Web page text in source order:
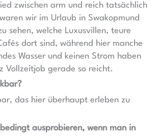
zwischen arm und reich tatsächlich
wir im Urlaub in Swakopmund
sehen, welche Luxusvillen, teure
dort sind, während hier manche
Wasser und keinen Strom haben
Vollzeitjob gerade so reicht.
das hier überhaupt erleben zu
ausprobieren, wenn man in